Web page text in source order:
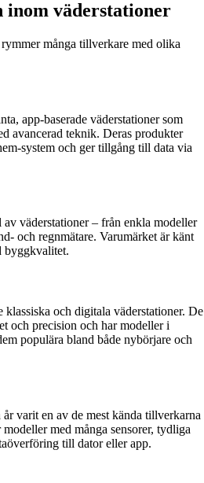
väderstationer
många tillverkare med olika
app-baserade väderstationer som
avancerad teknik. Deras produkter
system och ger tillgång till data via
väderstationer – från enkla modeller
och regnmätare. Varumärket är känt
byggkvalitet.
och digitala väderstationer. De
och precision och har modeller i
populära bland både nybörjare och
varit en av de mest kända tillverkarna
med många sensorer, tydliga
till dator eller app.